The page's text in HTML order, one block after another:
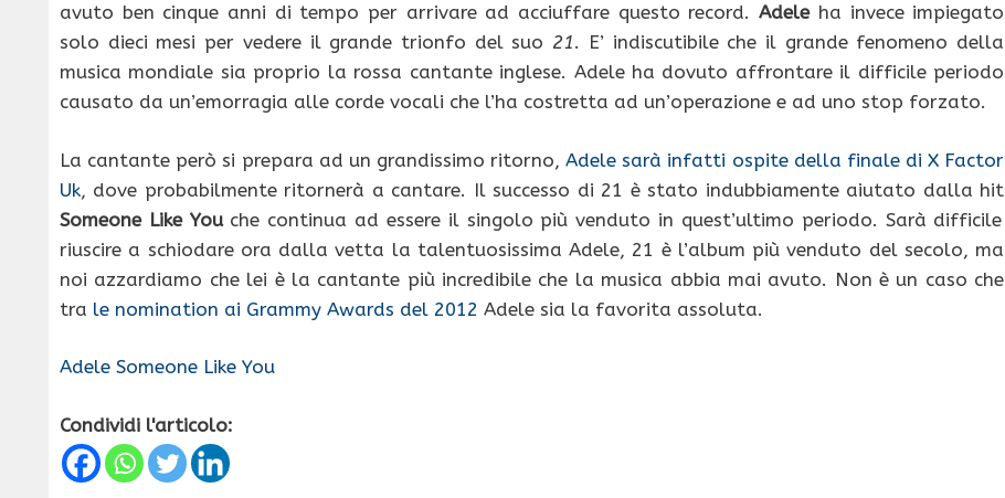
avuto ben cinque anni di tempo per arrivare ad acciuffare questo record.Adele ha invece impiegato
solo dieci mesi per vedere il grande trionfo del suo 21. E’ indiscutibile che il grande fenomeno della
musica mondiale sia proprio la rossa cantante inglese. Adele ha dovuto affrontare il difficile periodo
causato da un’emorragia alle corde vocali che l’ha costretta ad un’operazione e ad uno stop forzato.
La cantante però si prepara ad un grandissimo ritorno,Adele sarà infatti ospite della finale di X Factor
Uk, dove probabilmente ritornerà a cantare. Il successo di 21 è stato indubbiamente aiutato dalla hit
Someone Like You che continua ad essere il singolo più venduto in quest’ultimo periodo. Sarà difficile
riuscire a schiodare ora dalla vetta la talentuosissima Adele, 21 è l’album più venduto del secolo, ma
noi azzardiamo che lei è la cantante più incredibile che la musica abbia mai avuto. Non è un caso che
tra le nomination ai Grammy Awards del 2012 Adele sia la favorita assoluta.
Adele Someone Like You
Condividi l'articolo: